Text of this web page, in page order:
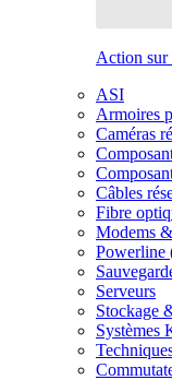
Action sur
ASI
Armoires
Caméras
Câbles
Fibre
Modems
Powerline
Serveurs
Stockage
Systèmes